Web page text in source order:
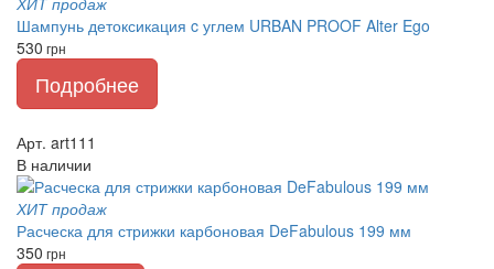
Шампунь детоксикация c углем URBAN PROOF Alter Ego
530 грн
Подробнее
Арт. art111
В наличии
ХИТ продаж
Расческа для стрижки карбоновая DeFabulous 199 мм
350 грн